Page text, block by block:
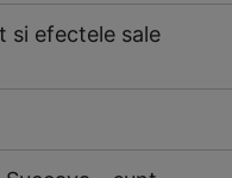
si efectele sale